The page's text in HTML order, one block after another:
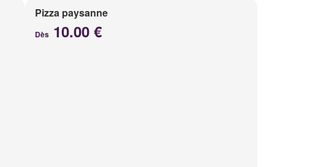
Pizza paysanne
Dès 10.00 €